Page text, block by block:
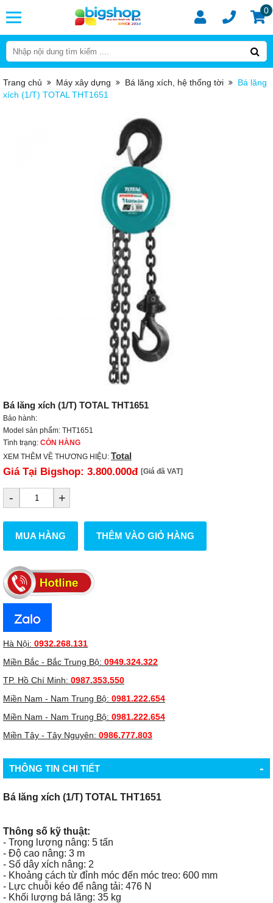
0
Trang chủ Máy xây dựng Bá lăng xích, hệ thống tời
Bá lăng
xích (1/T) TOTAL THT1651
Bá lăng xích (1/T) TOTAL THT1651
Bảo hành:
Model sản phẩm: THT1651
Tình trạng: CÒN HÀNG
XEM THÊM VỀ THƯƠNG HIỆU: Total
Giá Tại Bigshop: 3.800.000đ [Giá đã VAT]
- +
MUA HÀNG THÊM VÀO GIỎ HÀNG
Hà Nội: 0932.268.131
Miền Bắc - Bắc Trung Bộ: 0949.324.322
TP. Hồ Chí Minh: 0987.353.550
Miền Nam - Nam Trung Bộ: 0981.222.654
Miền Nam - Nam Trung Bộ: 0981.222.654
Miền Tây - Tây Nguyên: 0986.777.803
THÔNG TIN CHI TIẾT -
Bá lăng xích (1/T) TOTAL THT1651
Thông số kỹ thuật:
- Trọng lượng nâng: 5 tấn
- Độ cao nâng: 3 m
- Số dây xích nâng: 2
- Khoảng cách từ đỉnh móc đến móc treo: 600 mm
- Lực chuỗi kéo để nâng tải: 476 N
- Khối lượng bá lăng: 35 kg